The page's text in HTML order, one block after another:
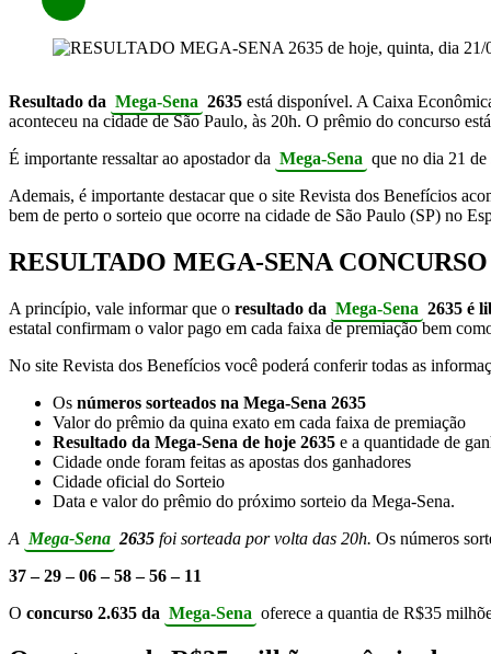
Resultado da Mega-Sena 2635 está disponível. A Caixa
aconteceu na cidade de São Paulo, às 20h. O prêmio do concurso
É importante ressaltar ao apostador da Mega-Sena que no dia 21
Ademais, é importante destacar que o site Revista dos Benefícios
bem de perto o sorteio que ocorre na cidade de São Paulo (SP) no
RESULTADO MEGA-SENA CONCURSO
A princípio, vale informar que o resultado da Mega-Sena 2635 é
estatal confirmam o valor pago em cada faixa de premiação bem
No site Revista dos Benefícios você poderá conferir todas as
Os números sorteados na Mega-Sena 2635
Valor do prêmio da quina exato em cada faixa de premiação
Resultado da Mega-Sena de hoje 2635 e a quantidade de
Cidade onde foram feitas as apostas dos ganhadores
Cidade oficial do Sorteio
Data e valor do prêmio do próximo sorteio da Mega-Sena.
A Mega-Sena 2635 foi sorteada por volta das 20h. Os números
37 – 29 – 06 – 58 – 56 – 11
O concurso 2.635 da Mega-Sena oferece a quantia de R$35